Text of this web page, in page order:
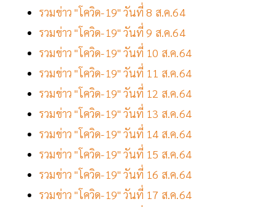
รวมข่าว "โควิด-19" วันที่ 8 ส.ค.64
รวมข่าว "โควิด-19" วันที่ 9 ส.ค.64
รวมข่าว "โควิด-19" วันที่ 10 ส.ค.64
รวมข่าว "โควิด-19" วันที่ 11 ส.ค.64
รวมข่าว "โควิด-19" วันที่ 12 ส.ค.64
รวมข่าว "โควิด-19" วันที่ 13 ส.ค.64
รวมข่าว "โควิด-19" วันที่ 14 ส.ค.64
รวมข่าว "โควิด-19" วันที่ 15 ส.ค.64
รวมข่าว "โควิด-19" วันที่ 16 ส.ค.64
รวมข่าว "โควิด-19" วันที่ 17 ส.ค.64